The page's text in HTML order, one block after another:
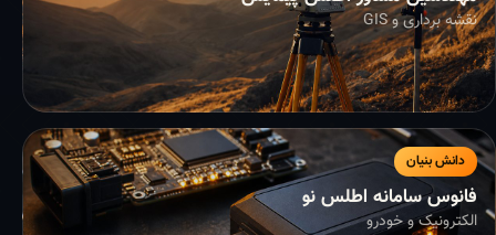
نقشه برداری و GIS
دانش بنیان
فانوس سامانه اطلس نو
الکترونیک و خودرو